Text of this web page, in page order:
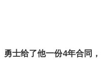
勇士给了他一份4年合同，